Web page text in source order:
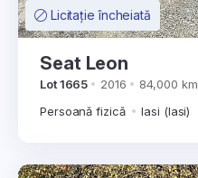
Licitație încheiată
Seat Leon
Lot 1665 2016 84,000 km
Persoană fizică
Iasi (Iasi)